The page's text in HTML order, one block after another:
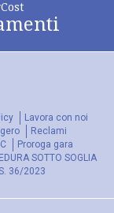
Lavora con noi
Reclami
Proroga gara
SOTTO SOGLIA
36/2023